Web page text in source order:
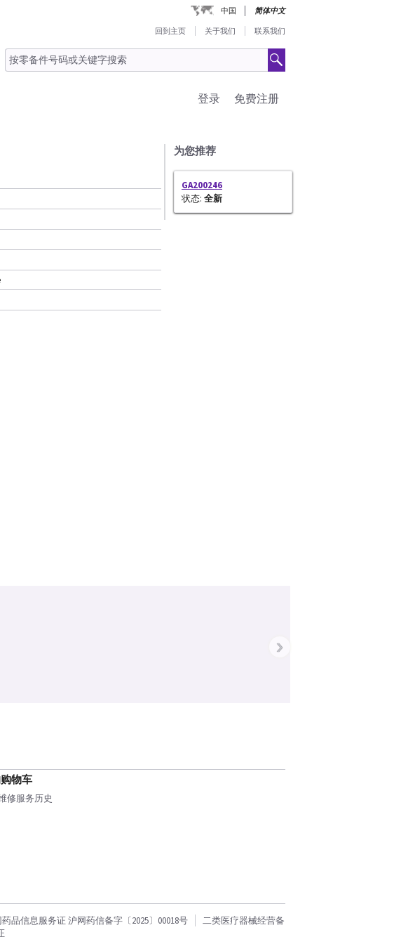
中国 简体中文
回到主页 关于我们 联系我们
免费注册
登录
为您推荐
GA200246
状态: 全新
›
物车
修服务历史
品信息服务证 沪网药信备字〔2025〕00018号
二类医疗器械经营备